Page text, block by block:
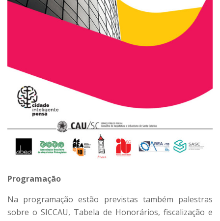
Programação
Na programação estão previstas também palestras
sobre o SICCAU, Tabela de Honorários, fiscalização e